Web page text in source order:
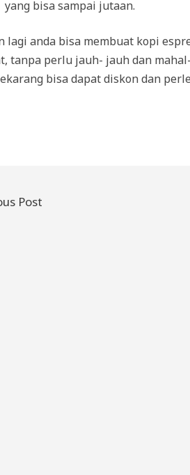
yang bisa sampai jutaan.
lagi anda bisa membuat kopi
tanpa perlu jauh- jauh dan
bisa dapat diskon dan
Post